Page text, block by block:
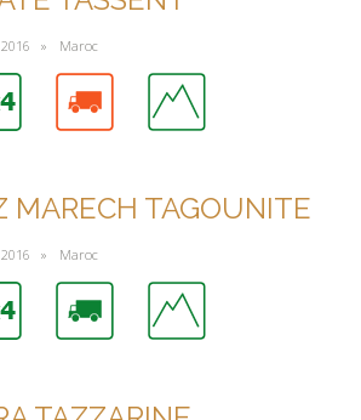
2016 » Maroc
MARECH TAGOUNITE
2016 » Maroc